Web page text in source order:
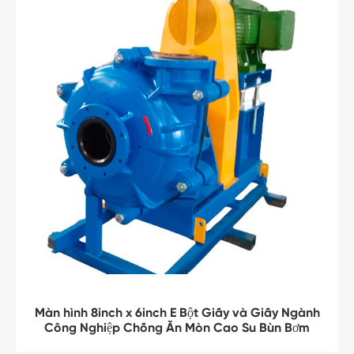
Màn hình 8inch x 6inch E Bột Giấy và Giấy Ngành
Công Nghiệp Chống Ăn Mòn Cao Su Bùn Bơm